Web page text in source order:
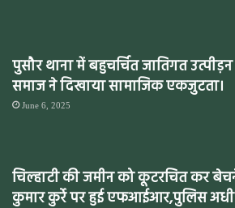
पुसौर थाना में बहुचर्चित जातिगत
समाज ने दिखाया सामाजिक एकजुटता।
June 6, 2025
चिल्हाटी की जमीन को कूटरचित कर
कुमार कुर्रे पर हुई एफआईआर,पुलिस